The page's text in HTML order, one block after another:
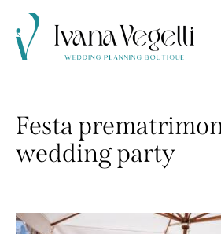
Festa
wedding party